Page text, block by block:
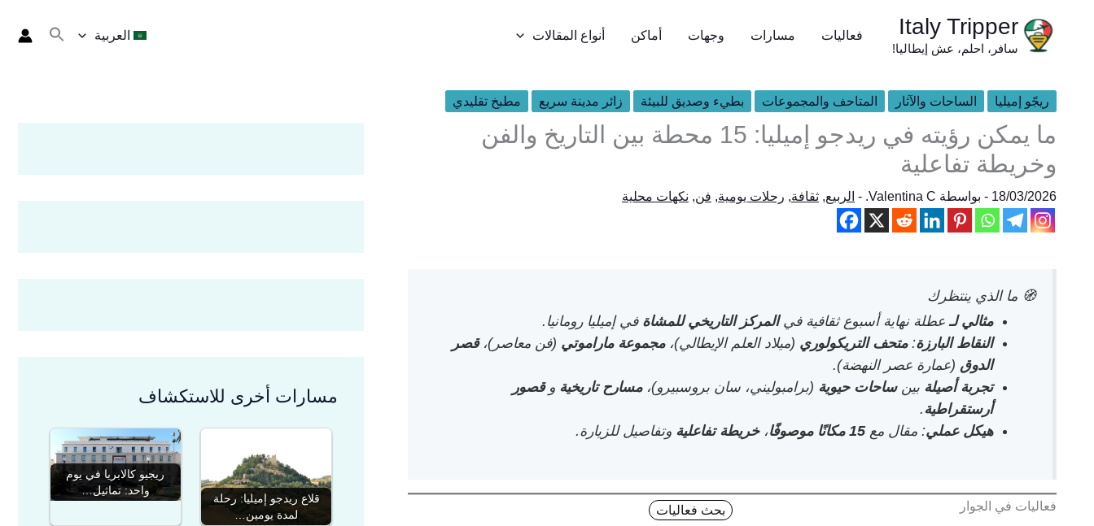
Italy Tripper
سافر، احلم، عش إيطاليا!
فعاليات مسارات وجهات أماكن أنواع المقالات العربية
ريجّو إميليا الساحات والآثار المتاحف والمجموعات بطيء وصديق للبيئة زائر مدينة سريع مطبخ تقليدي
ما يمكن رؤيته في ريدجو إميليا: 15 محطة بين التاريخ والفن
وخريطة تفاعلية
18/03/2026 - بواسطة Valentina C.
- الربيع, ثقافة, رحلات يومية, فن, نكهات محلية
🧭 ما الذي ينتظرك
مثالي لـعطلة نهاية أسبوع ثقافية فيالمركز التاريخي للمشاة في إميليا رومانيا.
النقاط البارزة:متحف التريكولوري (ميلاد العلم الإيطالي)،مجموعة ماراموتي (فن معاصر)،قصر
الدوق (عمارة عصر النهضة).
تجربة أصيلة بينساحات حيوية (برامبوليني، سان بروسبيرو)،مسارح تاريخية وقصور
أرستقراطية.
هيكل عملي: مقال مع15 مكانًا موصوفًا ،خريطة تفاعلية وتفاصيل للزيارة.
فعاليات في الجوار بحث فعاليات
مسارات أخرى للاستكشاف
قلاع ريدجو إميليا: رحلة
لمدة يومين…
ريجيو كالابريا في يوم
واحد: تماثيل…